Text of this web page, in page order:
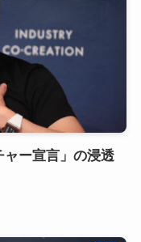
ー宣言」の浸透